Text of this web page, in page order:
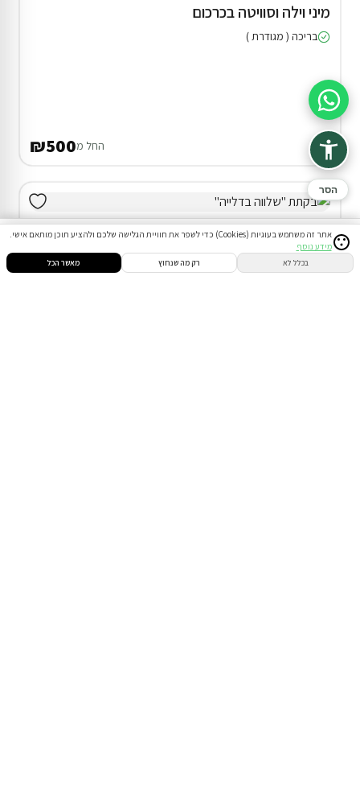
הזמנות הודעות התחבר
מיני וילה וסוויטה בכרכום
בריכה ( מגודרת )
החל מ₪500
אתר זה משתמש בעוגיות (Cookies) כדי לשפר את חוויית הגלישה שלכם ולהציע תוכן מותאם אישי.
מידע נוסף
בכלל לא רק מה שנחוץ מאשר הכל
סיוע בהזמנה
הסר